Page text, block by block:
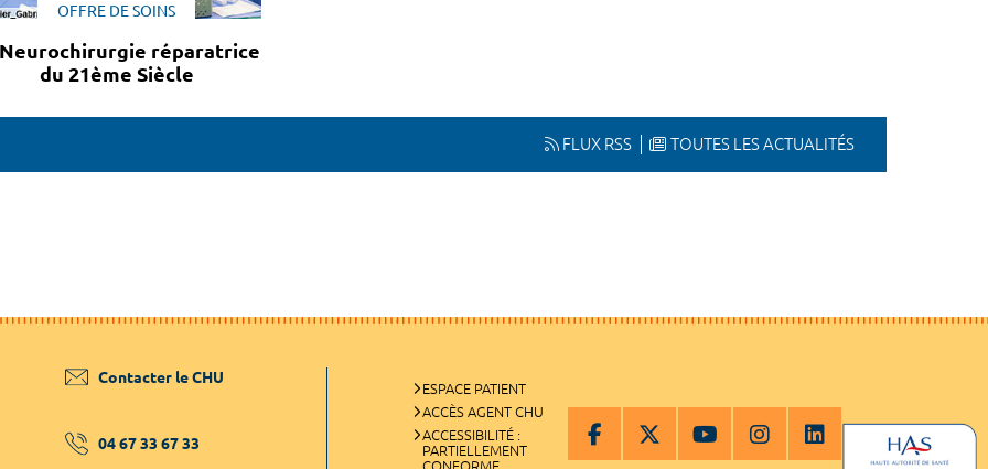
OFFRE DE SOINS
réparatrice
du 21ème Siècle
FLUX RSS TOUTES LES ACTUALITÉS
Contacter le CHU
04 67 33 67 33
ESPACE PATIENT
ACCÈS AGENT CHU
ACCESSIBILITÉ :
PARTIELLEMENT
CONFORME